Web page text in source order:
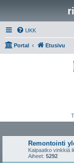
UKK
Portal Etusivu
Remontointi
Kaipaatko vinkkiä
Aiheet: 5292